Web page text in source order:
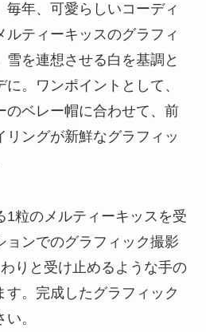
毎年、可愛らしいコーディ
ルティーキッスのグラフィ
雪を連想させる白を基調と
。ワンポイントとして、
のベレー帽に合わせて、前
リングが新鮮なグラフィッ
1粒のメルティーキッスを受
ョンでのグラフィック撮影
りと受け止めるような手の
す。完成したグラフィック
。